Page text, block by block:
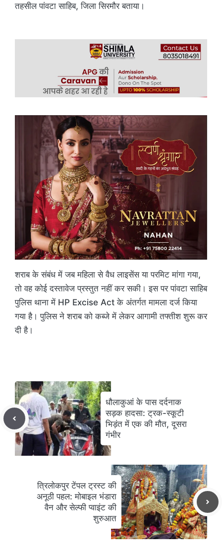
तहसील पांवटा साहिब, जिला सिरमौर बताया।
शराब के संबंध में जब महिला से वैध लाइसेंस या परमिट मांगा गया,
तो वह कोई दस्तावेज प्रस्तुत नहीं कर सकी। इस पर पांवटा साहिब
पुलिस थाना में HP Excise Act के अंतर्गत मामला दर्ज किया
गया है। पुलिस ने शराब को कब्जे में लेकर आगामी तफ्तीश शुरू कर
दी है।
धौलाकुआं के पास दर्दनाक
सड़क हादसा: ट्रक-स्कूटी
भिड़ंत में एक की मौत, दूसरा
गंभीर
त्रिलोकपुर टेंपल ट्रस्ट की
अनूठी पहल: मोबाइल भंडारा
वैन और सेल्फी प्वाइंट की
शुरुआत